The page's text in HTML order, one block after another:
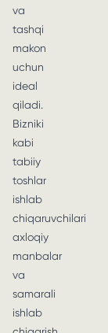
va
tashqi
makon
uchun
ideal
qiladi.
Bizniki
kabi
tabiiy
toshlar
ishlab
chiqaruvchilari
axloqiy
manbalar
va
samarali
ishlab